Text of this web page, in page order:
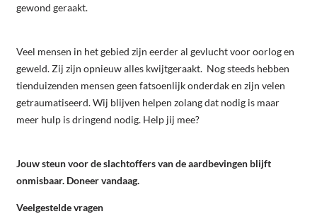
gewond geraakt.
Veel mensen in het gebied zijn eerder al gevlucht voor oorlog en
geweld. Zij zijn opnieuw alles kwijtgeraakt. Nog steeds hebben
tienduizenden mensen geen fatsoenlijk onderdak en zijn velen
getraumatiseerd. Wij blijven helpen zolang dat nodig is maar
meer hulp is dringend nodig. Help jij mee?
Jouw steun voor de slachtoffers van de aardbevingen blijft
onmisbaar. Doneer vandaag.
Veelgestelde vragen